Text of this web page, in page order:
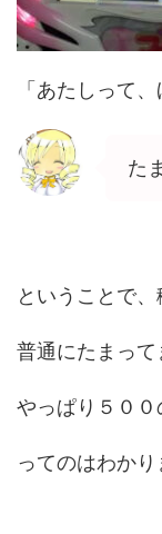
「あたしって、
た
ということで
普通にたまって
やっぱり５００
ってのはわか